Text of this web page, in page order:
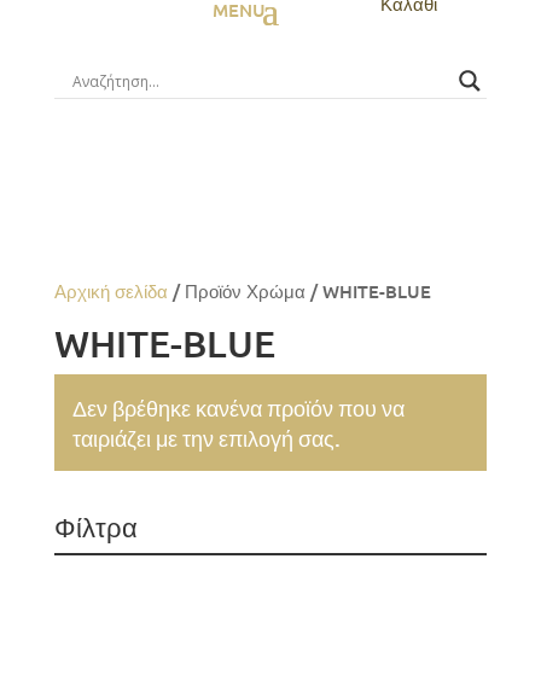
Αρχική σελίδα / Προϊόν Χρώμα / WHITE-BLUE
WHITE-BLUE
Δεν βρέθηκε κανένα προϊόν που να
ταιριάζει με την επιλογή σας.
Φίλτρα